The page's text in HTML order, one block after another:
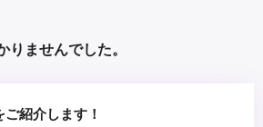
ませんでした。
紹介します！